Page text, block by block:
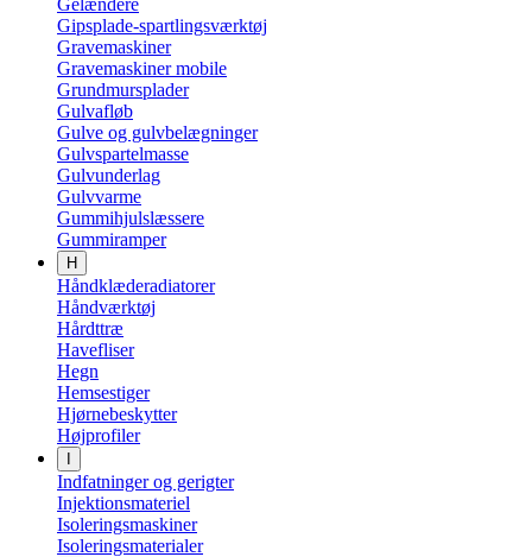
Gelændere
Gipsplade-spartlingsværktøj
Gravemaskiner
Gravemaskiner mobile
Grundmursplader
Gulvafløb
Gulve og gulvbelægninger
Gulvspartelmasse
Gulvunderlag
Gulvvarme
Gummihjulslæssere
Gummiramper
H
Håndklæderadiatorer
Håndværktøj
Hårdttræ
Havefliser
Hegn
Hemsestiger
Hjørnebeskytter
Højprofiler
Indfatninger og gerigter
Injektionsmateriel
Isoleringsmaskiner
Isoleringsmaterialer